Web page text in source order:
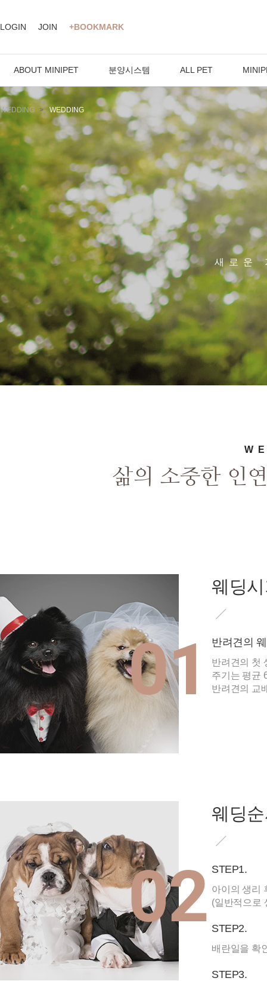
LOGIN JOIN +BOOKMARK
ABOUT MINIPET 분양시스템 ALL PET
새로운
WEDDING WEDDING
삶의 소중한 인
01
웨딩
반려견의
반려견의 첫
주기는 평균
반려견의 교
02
웨딩
STEP1.
아이의 생리
(일반적으로
STEP2.
배란일을 확
STEP3.